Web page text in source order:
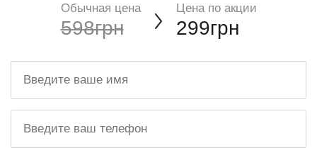
Обычная цена
598грн
Цена по акции
299грн